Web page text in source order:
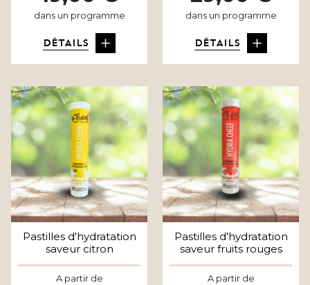
dans un programme
DÉTAILS
dans un programme
DÉTAILS
Pastilles d'hydratation
saveur citron
A partir de
Pastilles d'hydratation
saveur fruits rouges
A partir de